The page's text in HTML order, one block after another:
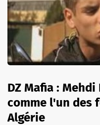
DZ Mafia :
comme l'un des
Algérie